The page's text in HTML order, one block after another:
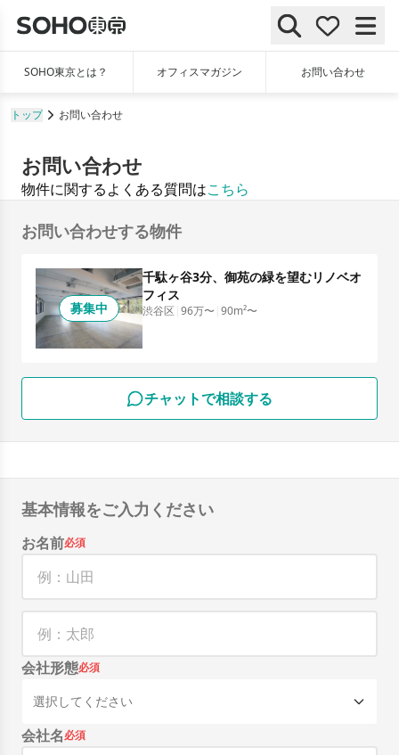
SOHO東京とは？ オフィスマガジン お問い合わせ
トップ お問い合わせ
お問い合わせ
物件に関するよくある質問はこちら
お問い合わせする物件
募集中
千駄ヶ谷3分、御苑の緑を望むリノベオ
フィス
渋谷区 96万〜 90m²〜
チャットで相談する
基本情報をご入力ください
お名前必須
会社形態必須
選択してください
会社名必須